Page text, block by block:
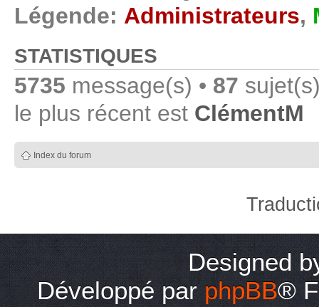
Légende: Administrateurs,
STATISTIQUES
5735 message(s) • 87
le plus récent est ClémentM
Index du forum
Designed
Développé par phpBB®